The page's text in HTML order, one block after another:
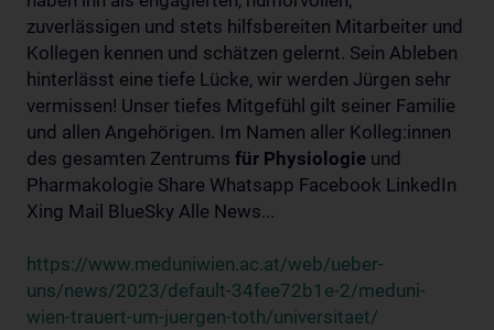
zuverlässigen und stets hilfsbereiten Mitarbeiter und
Kollegen kennen und schätzen gelernt. Sein Ableben
hinterlässt eine tiefe Lücke, wir werden Jürgen sehr
vermissen! Unser tiefes Mitgefühl gilt seiner Familie
und allen Angehörigen. Im Namen aller Kolleg:innen
des gesamten Zentrums für Physiologie und
Pharmakologie Share Whatsapp Facebook LinkedIn
Xing Mail BlueSky Alle News...
https://www.meduniwien.ac.at/web/ueber-
uns/news/2023/default-34fee72b1e-2/meduni-
wien-trauert-um-juergen-toth/universitaet/